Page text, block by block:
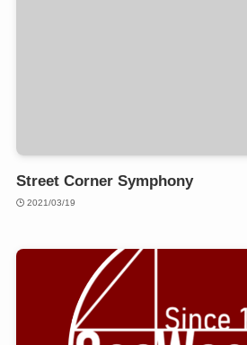
Street Corner Symphony
2021/03/19